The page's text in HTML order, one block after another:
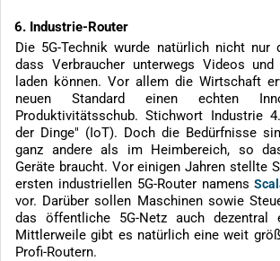
6. Industrie-Router
Die 5G-Technik wurde natürlich nicht nur
dass Verbraucher unterwegs Videos
laden können. Vor allem die Wirtschaft
neuen Standard einen echten
Produktivitätsschub. Stichwort Industrie
der Dinge" (IoT). Doch die Bedürfnisse
ganz andere als im Heimbereich, so
Geräte braucht. Vor einigen Jahren stellte
ersten industriellen 5G-Router namens
vor. Darüber sollen Maschinen sowie
das öffentliche 5G-Netz auch dezentral
Mittlerweile gibt es natürlich eine weit
Profi-Routern.